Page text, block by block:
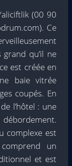
(00 90
Ce
qu’il ne
est créée en
baie vitrée
coupés. En
l’hôtel : une
complexe est
un
et est